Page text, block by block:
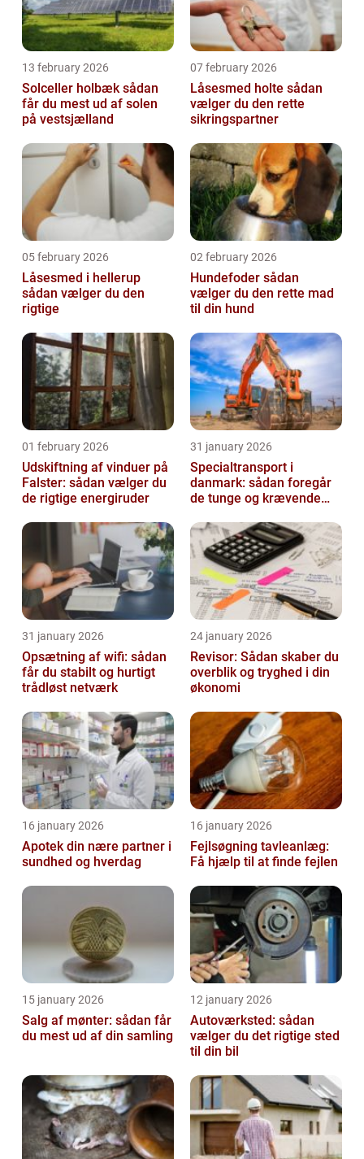
13 february 2026
Solceller holbæk sådan
får du mest ud af solen
på vestsjælland
07 february 2026
Låsesmed holte sådan
vælger du den rette
sikringspartner
05 february 2026
Låsesmed i hellerup
sådan vælger du den
rigtige
02 february 2026
Hundefoder sådan
vælger du den rette mad
til din hund
01 february 2026
Udskiftning af vinduer på
Falster: sådan vælger du
de rigtige energiruder
31 january 2026
Specialtransport i
danmark: sådan foregår
de tunge og krævende
31 january 2026
Opsætning af wifi: sådan
får du stabilt og hurtigt
trådløst netværk
24 january 2026
Revisor: Sådan skaber du
overblik og tryghed i din
økonomi
16 january 2026
Apotek din nære partner i
sundhed og hverdag
16 january 2026
Fejlsøgning tavleanlæg:
Få hjælp til at finde fejlen
15 january 2026
Salg af mønter: sådan får
du mest ud af din samling
12 january 2026
Autoværksted: sådan
vælger du det rigtige sted
til din bil